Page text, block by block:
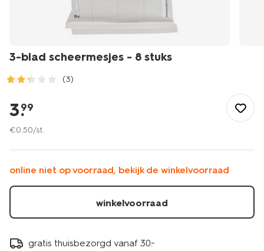
3-blad scheermesjes - 8 stuks
(3)
gezond/persoonlijke-
verzorging/lichaamsverzorging/scheren-
ontharen/3-
scheermesjes-
-8-
stuks-
3.
99
€0.50/st.
online niet op voorraad, bekijk de winkelvoorraad
winkelvoorraad
gratis thuisbezorgd vanaf 30.-